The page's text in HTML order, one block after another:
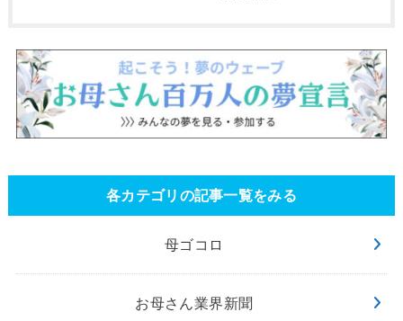
各カテゴリの記事一覧をみる
母ゴコロ
お母さん業界新聞